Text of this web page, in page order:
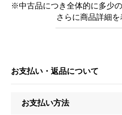
※中古品につき全体的に多少の
※商品によっては、写真では
もございます。
品ID
お支払い・返品について
お支払い方法